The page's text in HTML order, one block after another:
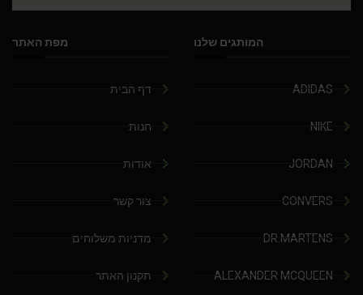
המותגים שלנו
ADIDAS
NIKE
JORDAN
CONVERS
DR.MARTENS
ALEXANDER MCQUEEN
מפת האתר
דף הבית
חנות
אודות
צור קשר
מדניות משלוחים
תקנון האתר